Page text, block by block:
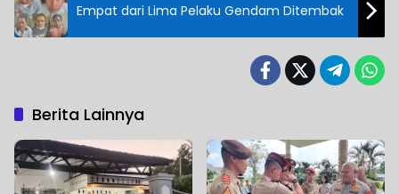
Empat dari Lima Pelaku Gendam Ditembak
Berita Lainnya